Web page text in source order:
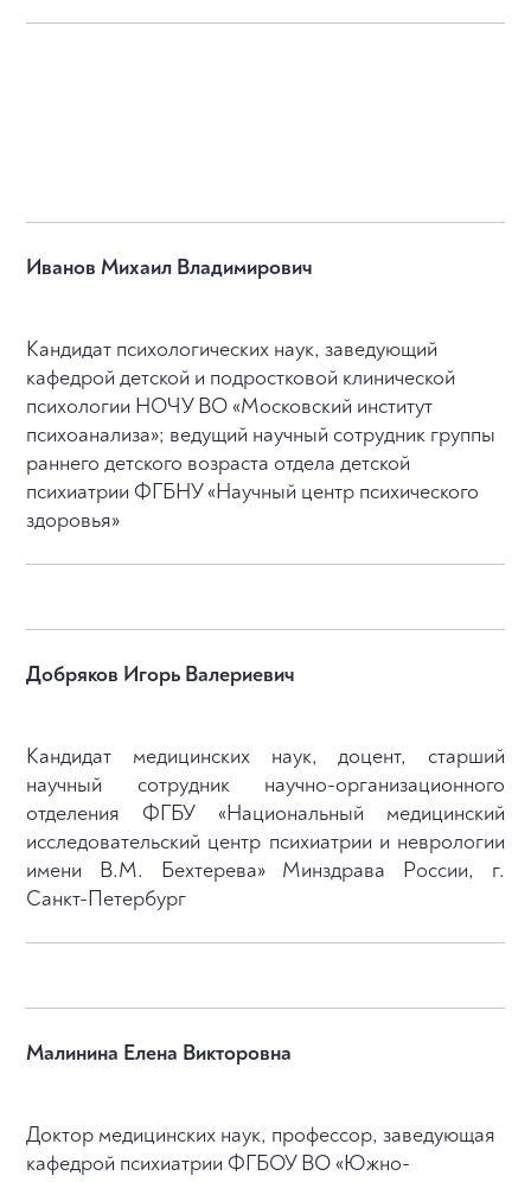
Иванов Михаил Владимирович
Кандидат психологических наук, заведующий
кафедрой детской и подростковой клинической
психологии НОЧУ ВО «Московский институт
психоанализа»; ведущий научный сотрудник группы
раннего детского возраста отдела детской
психиатрии ФГБНУ «Научный центр психического
здоровья»
Добряков Игорь Валериевич
Кандидат медицинских наук, доцент, старший
научный сотрудник научно-организационного
отделения ФГБУ «Национальный медицинский
исследовательский центр психиатрии и неврологии
имени В.М. Бехтерева» Минздрава России, г.
Санкт-Петербург
Малинина Елена Викторовна
Доктор медицинских наук, профессор, заведующая
кафедрой психиатрии ФГБОУ ВО «Южно-